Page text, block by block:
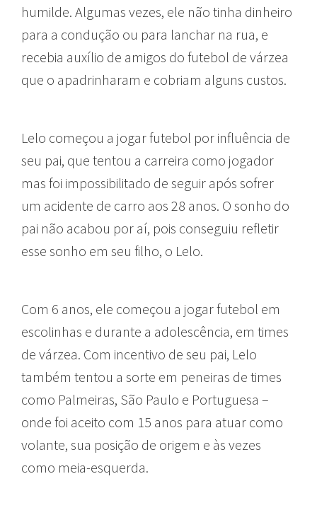
humilde. Algumas vezes, ele não tinha dinheiro
para a condução ou para lanchar na rua, e
recebia auxílio de amigos do futebol de várzea
que o apadrinharam e cobriam alguns custos.
Lelo começou a jogar futebol por influência de
seu pai, que tentou a carreira como jogador
mas foi impossibilitado de seguir após sofrer
um acidente de carro aos 28 anos. O sonho do
pai não acabou por aí, pois conseguiu refletir
esse sonho em seu filho, o Lelo.
Com 6 anos, ele começou a jogar futebol em
escolinhas e durante a adolescência, em times
de várzea. Com incentivo de seu pai, Lelo
também tentou a sorte em peneiras de times
como Palmeiras, São Paulo e Portuguesa –
onde foi aceito com 15 anos para atuar como
volante, sua posição de origem e às vezes
como meia-esquerda.